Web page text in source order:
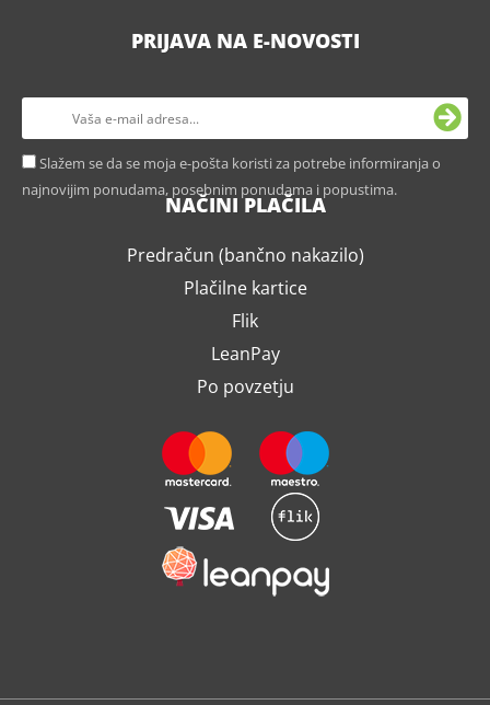
PRIJAVA NA E-NOVOSTI
Slažem se da se moja e-pošta koristi za potrebe informiranja o
najnovijim ponudama, posebnim ponudama i popustima.
NAČINI PLAČILA
Predračun (bančno nakazilo)
Plačilne kartice
Flik
LeanPay
Po povzetju